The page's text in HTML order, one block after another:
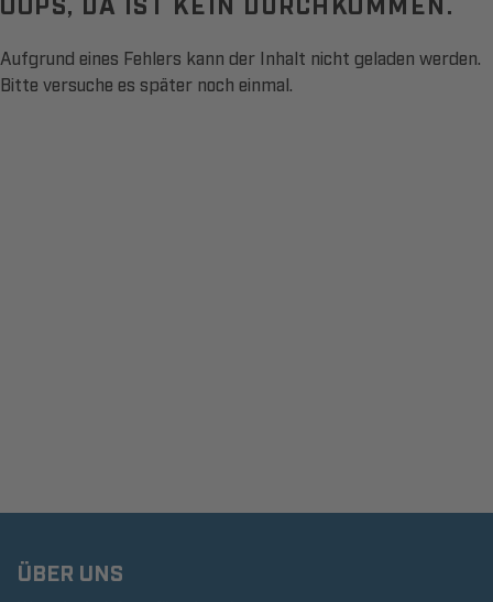
Aufgrund eines Fehlers kann der Inhalt nicht geladen werden.
Bitte versuche es später noch einmal.
ÜBER UNS